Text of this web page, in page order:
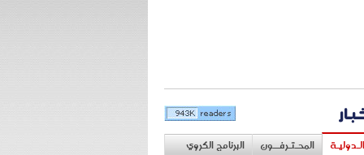
المحـتـرفــون البرنامج الكروي